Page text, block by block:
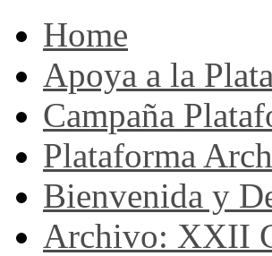
Home
Apoya a la
Campaña
Plataforma
Bienvenida y
Archivo: XXII